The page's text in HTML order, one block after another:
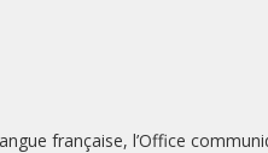
française, l’Office